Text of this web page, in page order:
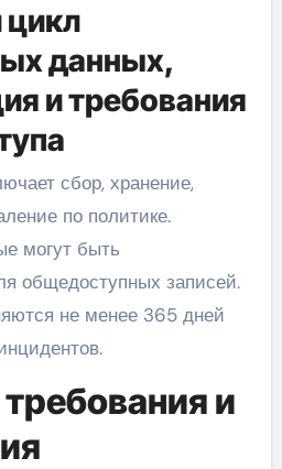
данных,
и требования
сбор, хранение,
по политике.
могут быть
общедоступных записей.
не менее 365 дней
и